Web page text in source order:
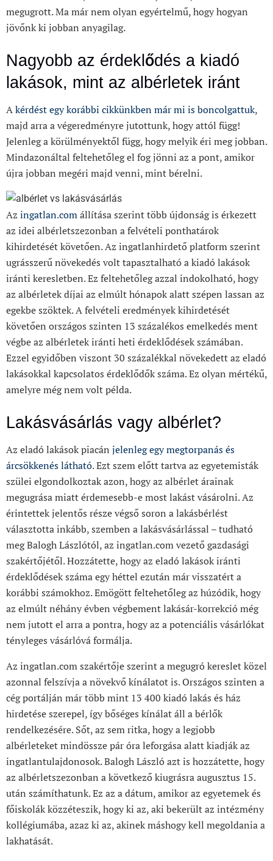
megugrott. Ma már nem olyan egyértelmű, hogy hogyan
jövőnk ki jobban anyagilag.
Nagyobb az érdeklődés a kiadó
lakások, mint az albérletek iránt
Akérdést egy korábbi cikkünkben már mi is boncolgattuk,
majd arra a végeredményre jutottunk, hogy attól függ!
Jelenleg a körülményektől függ, hogy melyik éri meg jobban.
Mindazonáltal feltehetőleg el fog jönni az a pont, amikor
újra jobban megéri majd venni, mint bérelni.
Az ingatlan.comállítása szerint több újdonság is érkezett
az idei albérletszezonban a felvételi ponthatárok
kihirdetését követően. Az ingatlanhirdető platform szerint
ugrásszerű növekedés volt tapasztalható a kiadó lakások
iránti keresletben. Ez feltehetőleg azzal indokolható, hogy
az albérletek díjai az elmúlt hónapok alatt szépen lassan az
egekbe szöktek. A felvételi eredmények kihirdetését
követően országos szinten 13 százalékos emelkedés ment
végbe az albérletek iránti heti érdeklődések számában.
Ezzel egyidőben viszont 30 százalékkal növekedett az eladó
lakásokkal kapcsolatos érdeklődők száma. Ez olyan mértékű,
amelyre még nem volt példa.
Lakásvásárlás vagy albérlet?
Az eladó lakások piacán jelenleg egy megtorpanás és
árcsökkenés látható. Ezt szem előtt tartva az egyetemisták
szülei elgondolkoztak azon, hogy az albérlet árainak
megugrása miatt érdemesebb-e most lakást vásárolni. Az
érintettek jelentős része végső soron a lakásbérlést
választotta inkább, szemben a lakásvásárlással – tudható
meg Balogh Lászlótól, az ingatlan.com vezető gazdasági
szakértőjétől. Hozzátette, hogy az eladó lakások iránti
érdeklődések száma egy héttel ezután már visszatért a
korábbi számokhoz. Emögött feltehetőleg az húzódik, hogy
az elmúlt néhány évben végbement lakásár-korrekció még
nem jutott el arra a pontra, hogy az a potenciális vásárlókat
tényleges vásárlóvá formálja.
Az ingatlan.com szakértője szerint a megugró kereslet közel
azonnal felszívja a növekvő kínálatot is. Országos szinten a
cég portálján már több mint 13 400 kiadó lakás és ház
hirdetése szerepel, így bőséges kínálat áll a bérlők
rendelkezésére. Sőt, az sem ritka, hogy a legjobb
albérleteket mindössze pár óra leforgása alatt kiadják az
ingatlantulajdonosok. Balogh László azt is hozzátette, hogy
az albérletszezonban a következő kiugrásra augusztus 15.
után számíthatunk. Ez az a dátum, amikor az egyetemek és
főiskolák közzéteszik, hogy ki az, aki bekerült az intézmény
kollégiumába, azaz ki az, akinek máshogy kell megoldania a
lakhatását.